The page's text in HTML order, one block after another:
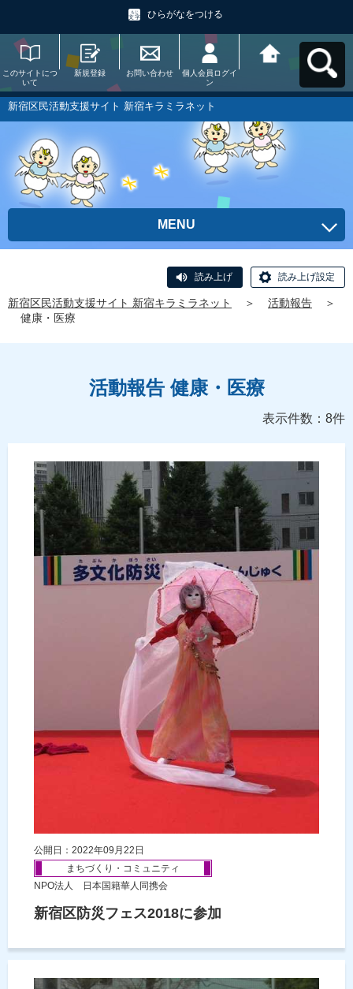
ひらがなをつける
このサイトにつ
いて
新規登録 お問い合わせ
個人会員ログイ
ン
ラミラネットへ
新宿区民活動支援サイト 新宿キラミラネット
MENU
読み上げ 読み上げ設定
新宿区民活動支援サイト 新宿キラミラネット ＞ 活動報告
＞
健康・医療
活動報告 健康・医療
表示件数：8件
公開日：2022年09月22日
まちづくり・コミュニティ
NPO法人 日本国籍華人同携会
新宿区防災フェス2018に参加